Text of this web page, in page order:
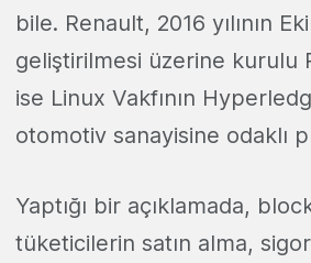
bile. Renault, 2016 yılının
geliştirilmesi üzerine kurulu
ise Linux Vakfının
otomotiv sanayisine odaklı
Yaptığı bir açıklamada,
tüketicilerin satın alma,